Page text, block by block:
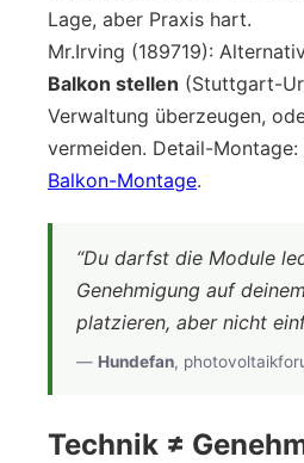
Lage, aber Praxis hart.
Mr.Irving (189719):
Balkon stellen (Stuttgart-
Verwaltung überzeugen,
vermeiden. Detail-Montage:
Balkon-Montage.
“Du darfst die Module
Genehmigung auf
platzieren, aber nicht
— Hundefan,
Technik ≠